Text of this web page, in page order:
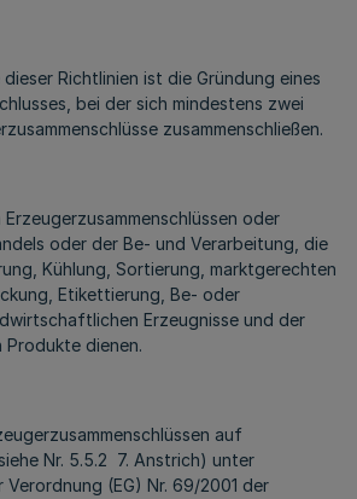
Richtlinien ist die Gründung eines
bei der sich mindestens zwei
zusammenschließen.
oder
oder der Be- und Verarbeitung, die
Kühlung, Sortierung, marktgerechten
Etikettierung, Be- oder
Erzeugnisse und der
Produkte dienen.
auf
Nr. 5.5.2 7. Anstrich) unter
(EG) Nr. 69/2001 der